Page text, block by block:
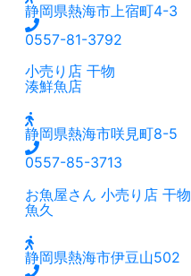
静岡県熱海市上宿町4-3
0557-81-3792
小売り店 干物
湊鮮魚店
静岡県熱海市咲見町8-5
0557-85-3713
お魚屋さん 小売り店 干物
魚久
静岡県熱海市伊豆山502